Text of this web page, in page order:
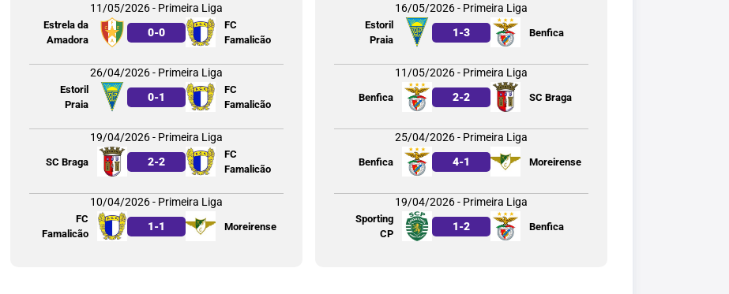
11/05/2026 - Primeira Liga
Estrela da
Amadora
0-0
FC
Famalicão
26/04/2026 - Primeira Liga
Estoril
Praia
0-1
FC
Famalicão
19/04/2026 - Primeira Liga
SC Braga 2-2
FC
Famalicão
10/04/2026 - Primeira Liga
FC
Famalicão
1-1 Moreirense
16/05/2026 - Primeira Liga
Estoril
Praia
1-3 Benfica
11/05/2026 - Primeira Liga
Benfica 2-2 SC Braga
25/04/2026 - Primeira Liga
Benfica 4-1 Moreirense
19/04/2026 - Primeira Liga
Sporting
CP
1-2 Benfica